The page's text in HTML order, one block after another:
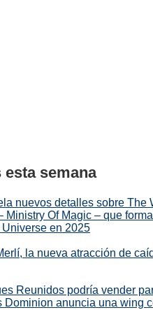
semana
nuevos detalles sobre The
Ministry Of Magic – que
en 2025
la nueva atracción de
Reunidos podría vender
Dominion anuncia una wing